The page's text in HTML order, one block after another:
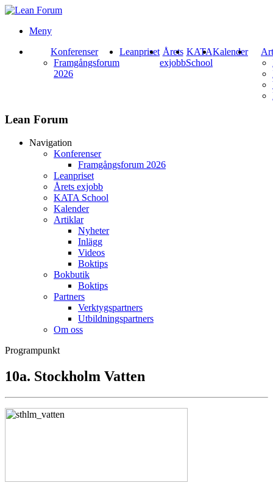
Meny
Konferenser
Framgångsforum
2026
Leanpriset Årets
exjobb
KATA
School
Kalender
Lean Forum
Navigation
Konferenser
Framgångsforum 2026
Leanpriset
Årets exjobb
KATA School
Kalender
Artiklar
Nyheter
Inlägg
Videos
Boktips
Bokbutik
Boktips
Partners
Verktygspartners
Utbildningspartners
Om oss
Programpunkt
10a. Stockholm Vatten